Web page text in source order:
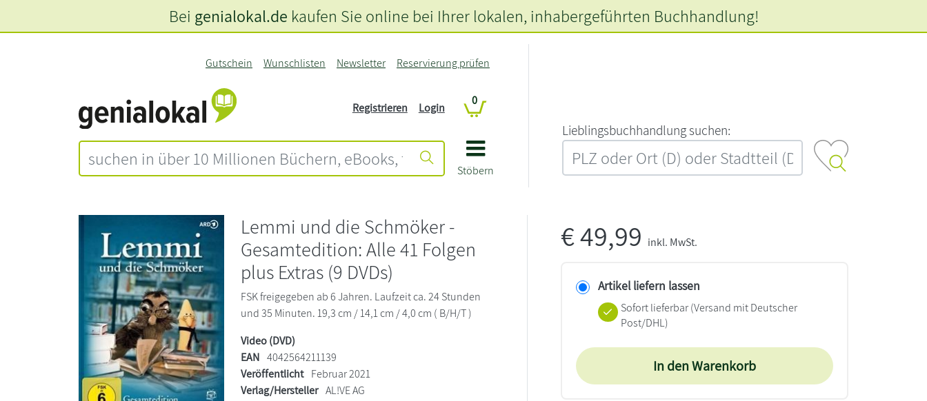
Stöbern
Gutschein Wunschlisten Newsletter Reservierung prüfen
Registrieren Login
0
L‍i‍e‍b‍l‍i‍n‍g‍s‍b‍u‍c‍h‍h‍a‍n‍d‍l‍u‍n‍g‍ ‍s‍u‍c‍h‍e‍n‍:‍
Bei genialokal.de kaufen Sie online bei Ihrer lokalen, inhabergeführten Buchhandlung!
Lemmi und die Schmöker -
Gesamtedition: Alle 41 Folgen
plus Extras (9 DVDs)
FSK freigegeben ab 6 Jahren. Laufzeit ca. 24 Stunden
und 35 Minuten. 19,3 cm / 14,1 cm / 4,0 cm ( B/H/T )
Video (DVD)
EAN 4042564211139
Veröffentlicht Februar 2021
Verlag/Hersteller AL!VE AG
€49,99 inkl. MwSt.
Artikel liefern lassen
Sofort lieferbar(Versand mit Deutscher
Post/DHL)
In den Warenkorb